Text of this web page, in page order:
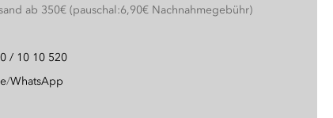
ab 350€ (pauschal:6,90€ Nachnahmegebühr)
/ 10 10 520
/WhatsApp